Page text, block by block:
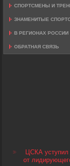
СПОРТСМЕНЫ И
ЗНАМЕНИТЫЕ
В РЕГИОНАХ РОССИИ
ОБРАТНАЯ СВЯЗЬ
ЦСКА уступил
от